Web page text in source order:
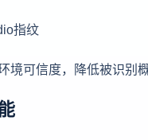
指纹
境可信度，降低被识别